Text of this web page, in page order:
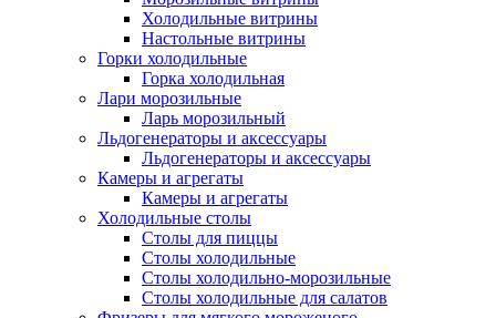
Холодильные витрины
Настольные витрины
Горки холодильные
Горка холодильная
Лари морозильные
Ларь морозильный
Льдогенераторы и аксессуары
Льдогенераторы и аксессуары
Камеры и агрегаты
Камеры и агрегаты
Холодильные столы
Столы для пиццы
Столы холодильные
Столы холодильно-морозильные
Столы холодильные для салатов